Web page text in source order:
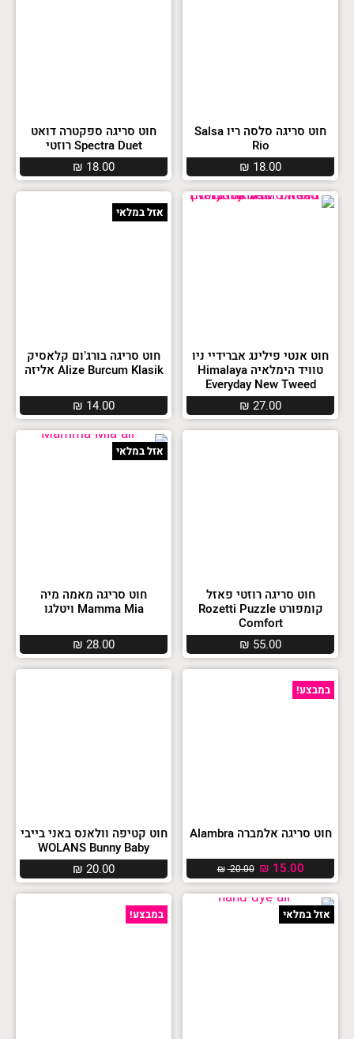
חוט סריגה סלסה ריו Salsa
Rio
₪ 18.00
חוט סריגה ספקטרה דואט
Spectra Duet רוזטי
₪ 18.00
חוט אנטי פילינג אברידיי ניו
טוויד הימלאיה Himalaya
Everyday New Tweed
₪ 27.00
אזל במלאי
חוט סריגה בורג’ום קלאסיק
Alize Burcum Klasik אליזה
₪ 14.00
חוט סריגה רוזטי פאזל
קומפורט Rozetti Puzzle
Comfort
₪ 55.00
אזל במלאי
חוט סריגה מאמה מיה
Mamma Mia ויטלגו
₪ 28.00
במבצע!
חוט סריגה אלמברה Alambra
₪20.00 ₪ 15.00
חוט קטיפה וולאנס באני בייבי
WOLANS Bunny Baby
₪ 20.00
אזל במלאי במבצע!